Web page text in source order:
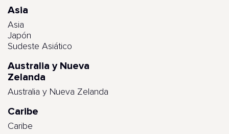
Asia
Asia
Japón
Sudeste Asiático
Australia y Nueva
Zelanda
Australia y Nueva Zelanda
Caribe
Caribe